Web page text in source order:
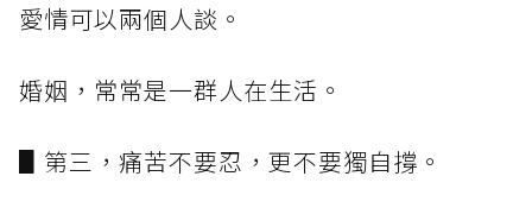
愛情可以兩個人談。
婚姻，常常是一群人在生活。
▋第三，痛苦不要忍，更不要獨自撐。